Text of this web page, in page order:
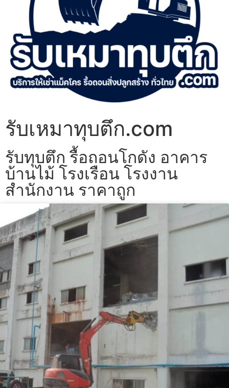
รับเหมาทุบตึก.com
รับทุบตึก รื้อถอนโกดัง อาคาร
บ้านไม้ โรงเรือน โรงงาน
สำนักงาน ราคาถูก